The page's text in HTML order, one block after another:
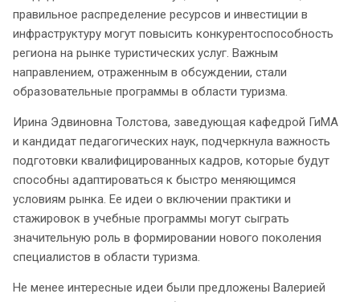
правильное распределение ресурсов и инвестиции в
инфраструктуру могут повысить конкурентоспособность
региона на рынке туристических услуг. Важным
направлением, отраженным в обсуждении, стали
образовательные программы в области туризма.
Ирина Эдвиновна Толстова, заведующая кафедрой ГиМА
и кандидат педагогических наук, подчеркнула важность
подготовки квалифицированных кадров, которые будут
способны адаптироваться к быстро меняющимся
условиям рынка. Ее идеи о включении практики и
стажировок в учебные программы могут сыграть
значительную роль в формировании нового поколения
специалистов в области туризма.
Не менее интересные идеи были предложены Валерией